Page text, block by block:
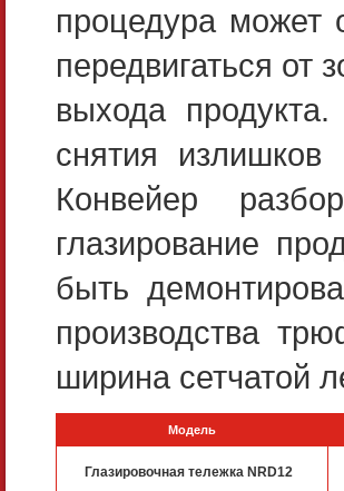
процедура может
передвигаться от
выхода
снятия
Конвейер
глазирование
быть
производства
ширина сетчатой
Модель
Глазировочная тележка NRD12